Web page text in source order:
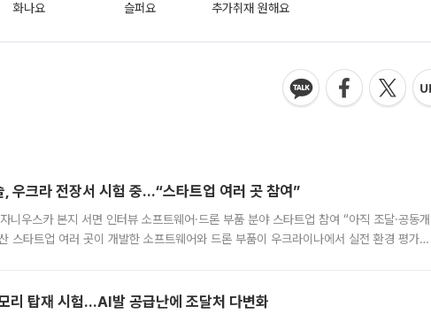
화나요 슬퍼요 추가취재 원해요
, 우크라 전장서 시험 중…“스타트업 여러 곳 참여”
니우스카 본지 서면 인터뷰 소프트웨어·드론 부품 분야 스타트업 참여 “아직 조달·공동개
스타트업 여러 곳이 개발한 소프트웨어와 드론 부품이 우크라이나에서 실전 환경 평가를
리 탑재 시험…AI발 공급난에 조달처 다변화